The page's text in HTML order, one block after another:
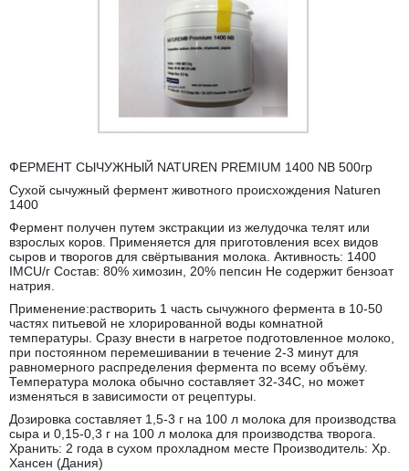
ФЕРМЕНТ СЫЧУЖНЫЙ NATUREN PREMIUM 1400 NB 500гр
Сухой сычужный фермент животного происхождения Naturen
1400
Фермент получен путем экстракции из желудочка телят или
взрослых коров. Применяется для приготовления всех видов
сыров и творогов для свёртывания молока. Активность: 1400
IMCU/г Состав: 80% химозин, 20% пепсин Не содержит бензоат
натрия.
Применение:растворить 1 часть сычужного фермента в 10-50
частях питьевой не хлорированной воды комнатной
температуры. Сразу внести в нагретое подготовленное молоко,
при постоянном перемешивании в течение 2-3 минут для
равномерного распределения фермента по всему объёму.
Температура молока обычно составляет 32-34С, но может
изменяться в зависимости от рецептуры.
Дозировка составляет 1,5-3 г на 100 л молока для производства
сыра и 0,15-0,3 г на 100 л молока для производства творога.
Хранить: 2 года в сухом прохладном месте Производитель: Хр.
Хансен (Дания)